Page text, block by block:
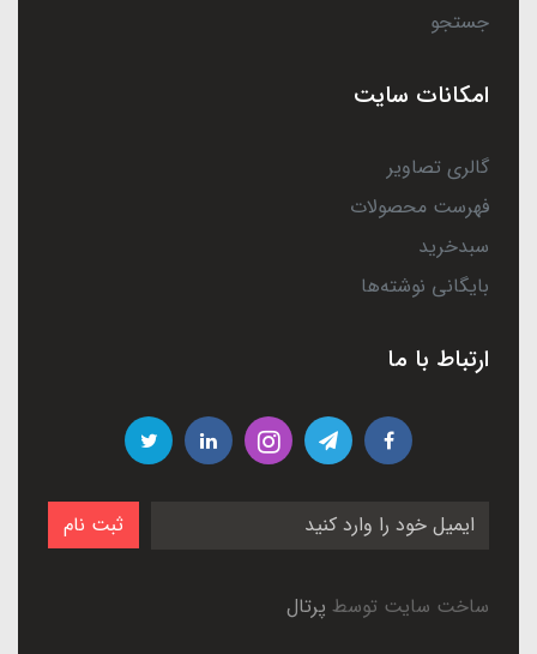
جستجو
امکانات سایت
گالری تصاویر
فهرست محصولات
سبدخرید
بایگانی نوشته‌ها
ارتباط با ما
ثبت نام
ساخت سایت توسط پرتال